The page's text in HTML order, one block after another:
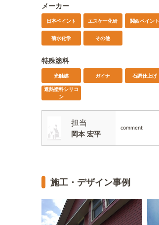
メーカー
日本ペイント エスケー化研 関西ペイント
菊水化学 その他
特殊塗料
光触媒 ガイナ 石調仕上げ
遮熱塗料シリコ
ン
担当
岡本 宏平
comment
施工・デザイン事例